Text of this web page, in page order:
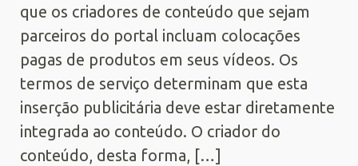
que os criadores de conteúdo que sejam
parceiros do portal incluam colocações
pagas de produtos em seus vídeos. Os
termos de serviço determinam que esta
inserção publicitária deve estar diretamente
integrada ao conteúdo. O criador do
conteúdo, desta forma, […]